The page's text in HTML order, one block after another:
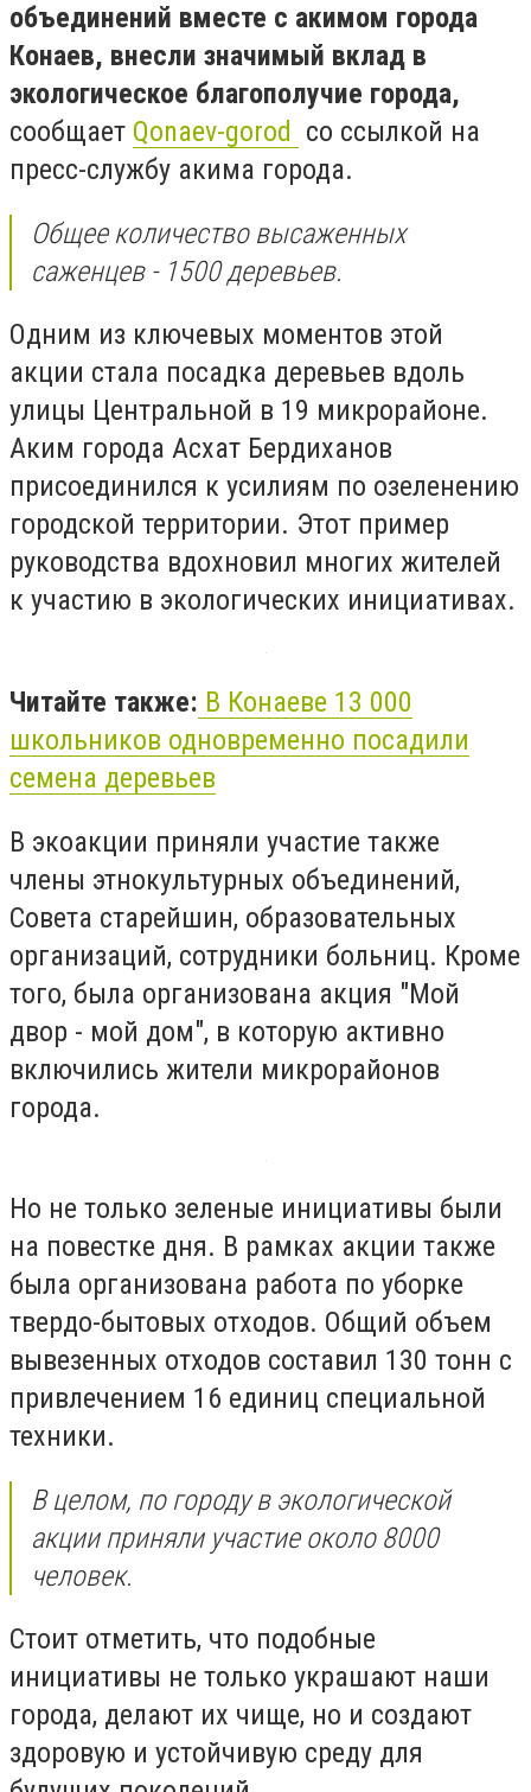
объединений вместе с акимом города
Конаев, внесли значимый вклад в
экологическое благополучие города,
сообщает Qonaev-gorod со ссылкой на
пресс-службу акима города.
Общее количество высаженных
саженцев - 1500 деревьев.
Одним из ключевых моментов этой
акции стала посадка деревьев вдоль
улицы Центральной в 19 микрорайоне.
Аким города Асхат Бердиханов
присоединился к усилиям по озеленению
городской территории. Этот пример
руководства вдохновил многих жителей
к участию в экологических инициативах.
Читайте также: В Конаеве 13 000
школьников одновременно посадили
семена деревьев
В экоакции приняли участие также
члены этнокультурных объединений,
Совета старейшин, образовательных
организаций, сотрудники больниц. Кроме
того, была организована акция "Мой
двор - мой дом", в которую активно
включились жители микрорайонов
города.
Но не только зеленые инициативы были
на повестке дня. В рамках акции также
была организована работа по уборке
твердо-бытовых отходов. Общий объем
вывезенных отходов составил 130 тонн с
привлечением 16 единиц специальной
техники.
В целом, по городу в экологической
акции приняли участие около 8000
человек.
Стоит отметить, что подобные
инициативы не только украшают наши
города, делают их чище, но и создают
здоровую и устойчивую среду для